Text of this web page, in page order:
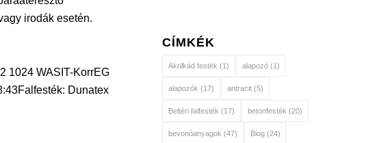
irodák esetén.
1024 WASIT-KorrEG
Falfesték: Dunatex
CÍMKÉK
Akrilkád festék (1) alapozó(1)
alapozók (17) antracit(5)
Beltéri falfesték (17) betonfesték (20)
bevonóanyagok (47) Blog(24)